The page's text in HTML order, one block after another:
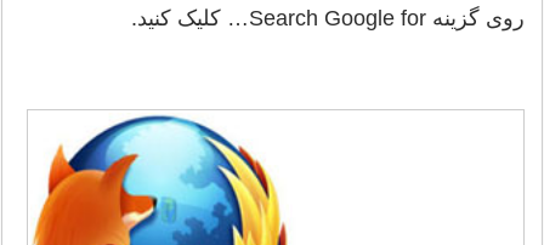
روی گزینه Search Google for… کلیک کنید.